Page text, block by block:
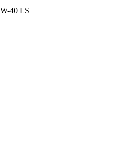
40 LS